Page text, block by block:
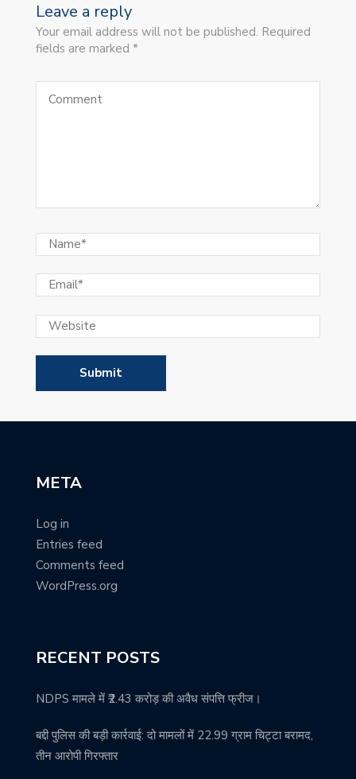
Leave a reply
Your email address will not be published. Required
fields are marked *
META
Log in
Entries feed
Comments feed
WordPress.org
RECENT POSTS
NDPS मामले में ₹2.43 करोड़ की अवैध संपत्ति फ्रीज।
बद्दी पुलिस की बड़ी कार्रवाई: दो मामलों में 22.99 ग्राम चिट्टा बरामद,
तीन आरोपी गिरफ्तार